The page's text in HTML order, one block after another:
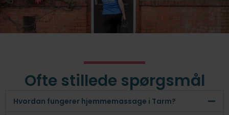
Ofte stillede spørgsmål
Hvordan fungerer hjemmemassage i Tarm?